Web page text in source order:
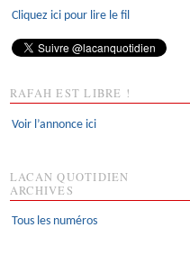
Cliquez ici pour lire le fil
RAFAH EST LIBRE !
Voir l’annonce ici
LACAN QUOTIDIEN
ARCHIVES
Tous les numéros